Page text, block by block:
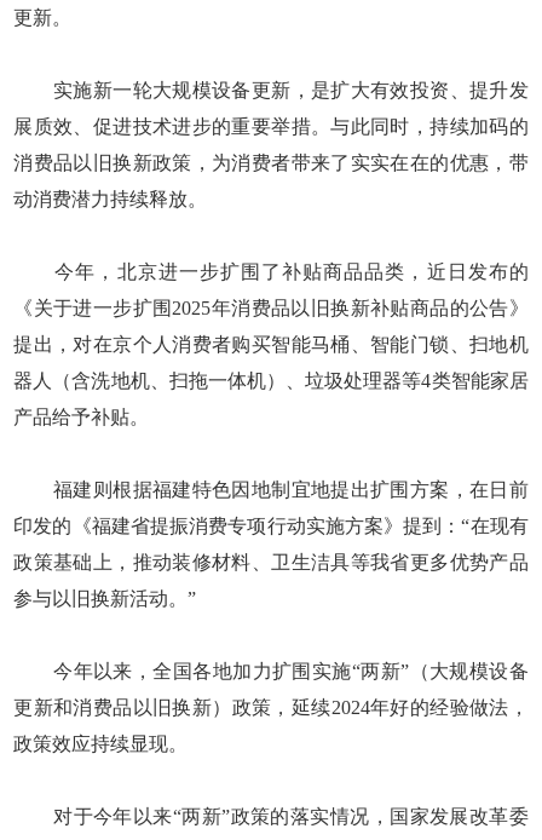
更新。
实施新一轮大规模设备更新，是扩大有效投资、提升发
展质效、促进技术进步的重要举措。与此同时，持续加码的
消费品以旧换新政策，为消费者带来了实实在在的优惠，带
动消费潜力持续释放。
今年，北京进一步扩围了补贴商品品类，近日发布的
《关于进一步扩围2025年消费品以旧换新补贴商品的公告》
提出，对在京个人消费者购买智能马桶、智能门锁、扫地机
器人（含洗地机、扫拖一体机）、垃圾处理器等4类智能家居
产品给予补贴。
福建则根据福建特色因地制宜地提出扩围方案，在日前
印发的《福建省提振消费专项行动实施方案》提到：“在现有
政策基础上，推动装修材料、卫生洁具等我省更多优势产品
参与以旧换新活动。”
今年以来，全国各地加力扩围实施“两新”（大规模设备
更新和消费品以旧换新）政策，延续2024年好的经验做法，
政策效应持续显现。
对于今年以来“两新”政策的落实情况，国家发展改革委